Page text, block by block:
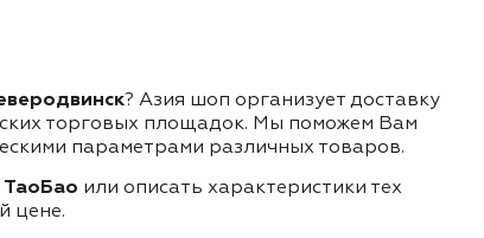
? Азия шоп организует доставку
торговых площадок. Мы поможем Вам
параметрами различных товаров.
ТаоБао или описать характеристики тех
цене.